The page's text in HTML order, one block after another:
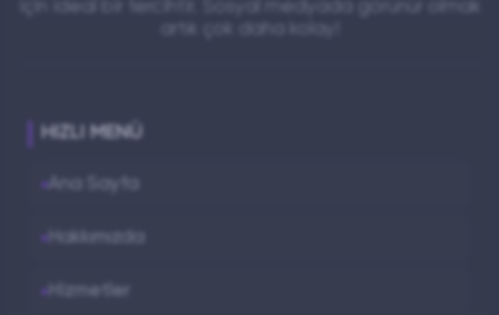
HIZLI MENÜ
Ana Sayfa
Hizmetler